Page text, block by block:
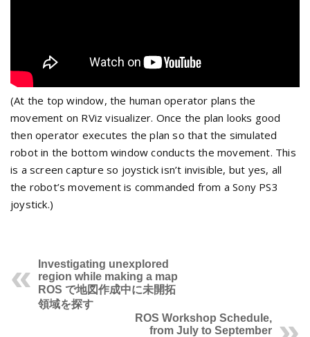
(At the top window, the human operator plans the
movement on RViz visualizer. Once the plan looks good
then operator executes the plan so that the simulated
robot in the bottom window conducts the movement. This
is a screen capture so joystick isn’t invisible, but yes, all
the robot’s movement is commanded from a Sony PS3
joystick.)
Investigating unexplored
region while making a map
ROS で地図作成中に未開拓
領域を探す
ROS Workshop Schedule,
from July to September